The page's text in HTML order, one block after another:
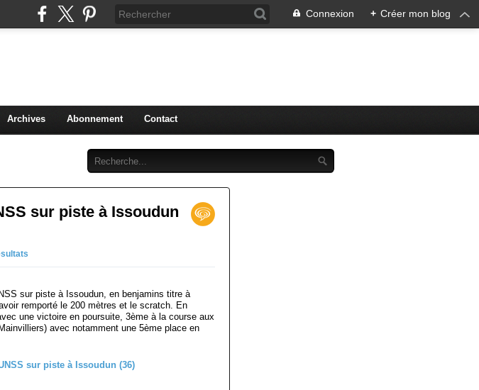
Connexion + Créer mon blog
Archives Abonnement Contact
sur piste à Issoudun
sur piste à Issoudun, en benjamins titre à
remporté le 200 mètres et le scratch. En
une victoire en poursuite, 3ème à la course aux
avec notamment une 5ème place en